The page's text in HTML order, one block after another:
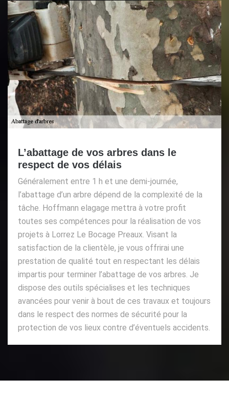
L’abattage de vos arbres dans le
respect de vos délais
Généralement entre 1 h et une demi-journée,
l’abattage d’un arbre dépend de la complexité de la
tâche. Hoffmann elagage mettra à votre profit
toutes ses compétences pour la réalisation de vos
projets à Lorrez Le Bocage Preaux. Visant la
satisfaction de la clientèle, je vous offrirai une
prestation de qualité tout en respectant les délais
impartis pour terminer l’abattage de vos arbres. Je
dispose des outils spécialises et les techniques
avancées pour venir à bout de ces travaux et toujours
dans le respect des normes de sécurité pour la
protection de vos lieux contre d’éventuels accidents.